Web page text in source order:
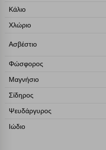
Κάλιο
Χλώριο
Ασβέστιο
Φώσφορος
Μαγνήσιο
Σίδηρος
Ψευδάργυρος
Ιώδιο
Cookies στόχευσης
Cookies απόδοσης
Απολύτως απαραίτητα cookies